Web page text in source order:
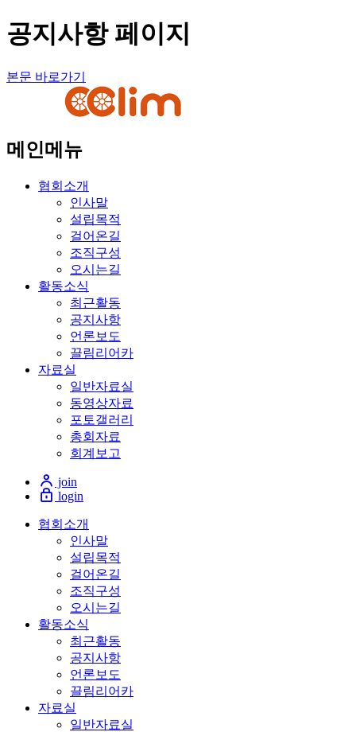
공지사항 페이지
본문 바로가기
메인메뉴
협회소개
인사말
설립목적
걸어온길
조직구성
오시는길
활동소식
최근활동
공지사항
언론보도
끌림리어카
자료실
일반자료실
동영상자료
포토갤러리
총회자료
회계보고
join
login
협회소개
인사말
설립목적
걸어온길
조직구성
오시는길
활동소식
최근활동
공지사항
언론보도
끌림리어카
자료실
일반자료실